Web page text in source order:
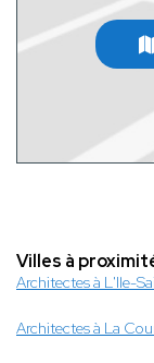
Villes à
Architectes à L'Ile-
Architectes à La